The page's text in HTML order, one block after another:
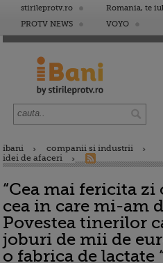
stirileprotv.ro Romania, te
PROTV NEWS
VOYO
ibani
companii si industrii
idei de afaceri
“Cea mai fericita zi
cea in care mi-am
Povestea tinerilor
joburi de mii de
o fabrica de lactate